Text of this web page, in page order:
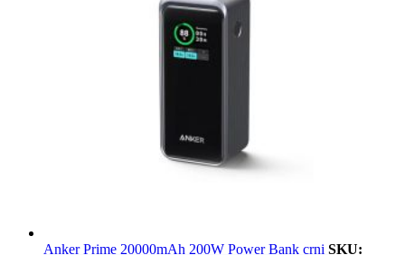
Anker Prime 20000mAh 200W Power Bank crni SKU: